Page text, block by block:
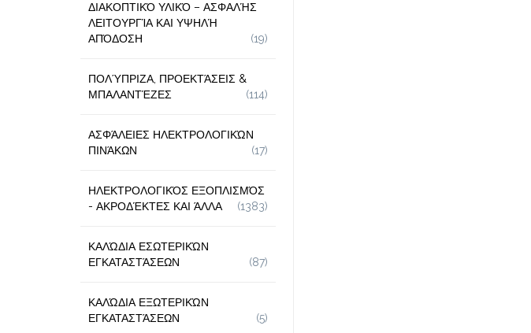
ΔΙΑΚΟΠΤΙΚΌ ΥΛΙΚΌ – ΑΣΦΑΛΉΣ
ΛΕΙΤΟΥΡΓΊΑ ΚΑΙ ΥΨΗΛΉ
ΑΠΌΔΟΣΗ
(19)
ΠΟΛΎΠΡΙΖΑ, ΠΡΟΕΚΤΆΣΕΙΣ &
ΜΠΑΛΑΝΤΈΖΕΣ
(114)
ΑΣΦΆΛΕΙΕΣ ΗΛΕΚΤΡΟΛΟΓΙΚΏΝ
ΠΙΝΆΚΩΝ
(17)
ΗΛΕΚΤΡΟΛΟΓΙΚΌΣ ΕΞΟΠΛΙΣΜΌΣ
- ΑΚΡΟΔΈΚΤΕΣ ΚΑΙ ΆΛΛΑ
(1383)
ΚΑΛΏΔΙΑ ΕΣΩΤΕΡΙΚΏΝ
ΕΓΚΑΤΑΣΤΆΣΕΩΝ
(87)
ΚΑΛΏΔΙΑ ΕΞΩΤΕΡΙΚΏΝ
ΕΓΚΑΤΑΣΤΆΣΕΩΝ
(5)